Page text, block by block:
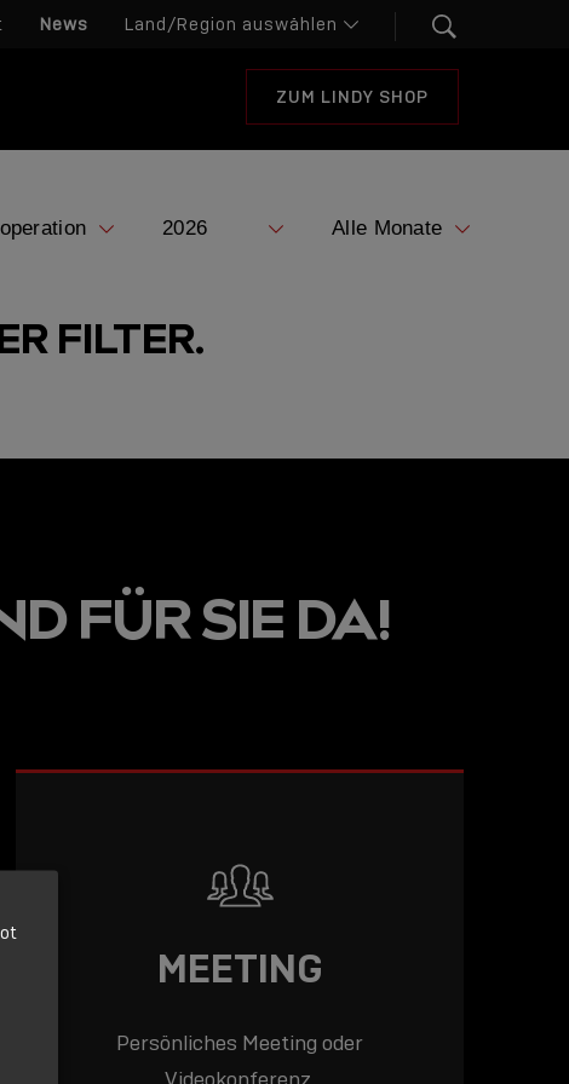
News
ZUM LINDY SHOP
DIE
FILTER.
FÜR SIE DA!
MEETING
Persönliches Meeting oder